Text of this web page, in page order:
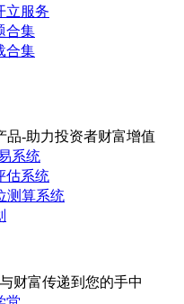
立服务
合集
合集
品-助力投资者财富增值
系统
估系统
测算系统
财富传递到您的手中